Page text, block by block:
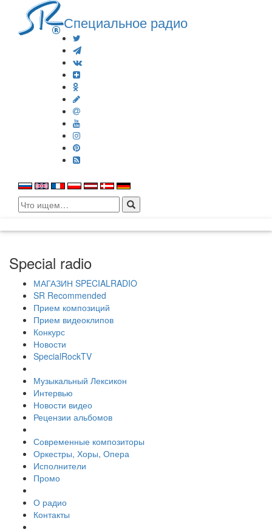
Специальное радио
Search
for:
Special radio
МАГАЗИН SPECIALRADIO
SR Recommended
Прием композиций
Прием видеоклипов
Конкурс
Новости
SpecialRockTV
Музыкальный Лексикон
Интервью
Новости видео
Рецензии альбомов
Современные композиторы
Оркестры, Хоры, Опера
Исполнители
Промо
О радио
Контакты